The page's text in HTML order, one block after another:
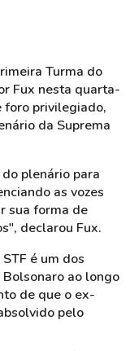
Turma do
Fux nesta quarta-
foro privilegiado,
da Suprema
plenário para
as vozes
sua forma de
declarou Fux.
é um dos
ao longo
de que o ex-
pelo